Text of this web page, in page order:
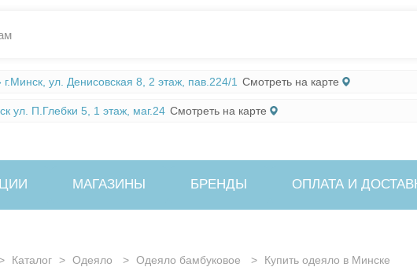
ул. Денисовская 8, 2 этаж, пав.224/1 Смотреть на карте
ул. П.Глебки 5, 1 этаж, маг.24 Смотреть на карте
МАГАЗИНЫ БРЕНДЫ ОПЛАТА И
Каталог > Одеяло > Одеяло бамбуковое > Купить одеяло в Минске